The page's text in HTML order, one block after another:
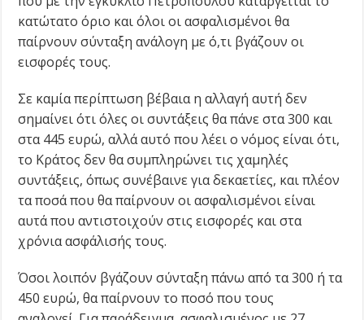
κατώτατο όριο και όλοι οι ασφαλισμένοι θα
παίρνουν σύνταξη ανάλογη με ό,τι βγάζουν οι
εισφορές τους.
Σε καμία περίπτωση βέβαια η αλλαγή αυτή δεν
σημαίνει ότι όλες οι συντάξεις θα πάνε στα 300 και
στα 445 ευρώ, αλλά αυτό που λέει ο νόμος είναι ότι,
το Κράτος δεν θα συμπληρώνει τις χαμηλές
συντάξεις, όπως συνέβαινε για δεκαετίες, και πλέον
τα ποσά που θα παίρνουν οι ασφαλισμένοι είναι
αυτά που αντιστοιχούν στις εισφορές και στα
χρόνια ασφάλισής τους.
Όσοι λοιπόν βγάζουν σύνταξη πάνω από τα 300 ή τα
450 ευρώ, θα παίρνουν το ποσό που τους